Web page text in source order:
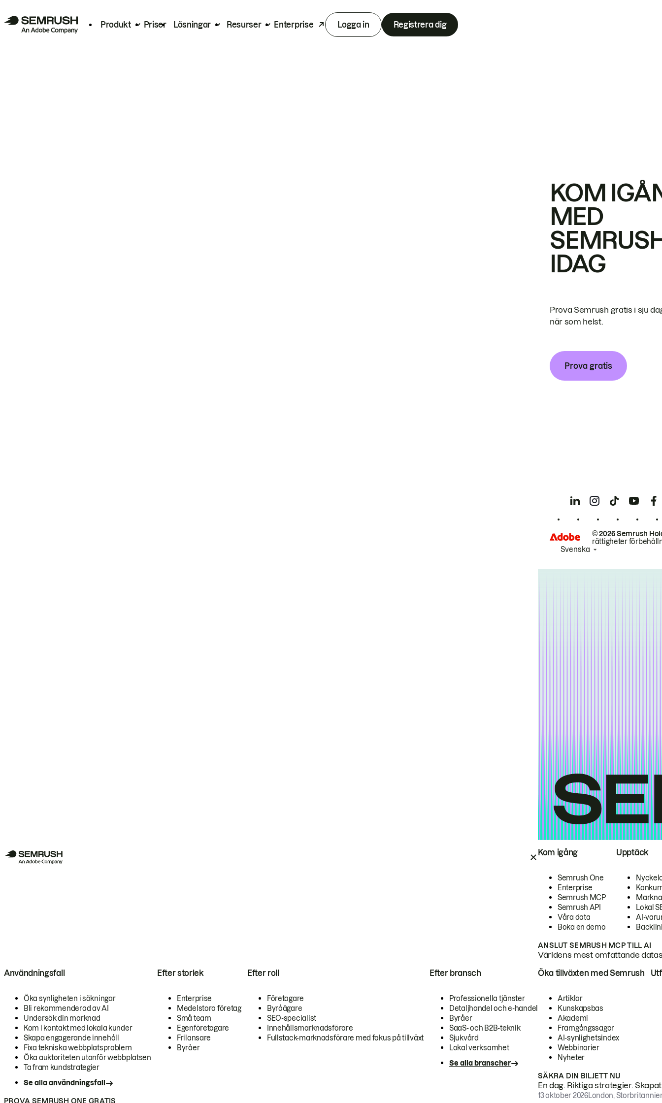
Produkt Priser Lösningar Resurser Enterprise Logga in Registrera dig
Kom igång
Semrush One
Enterprise
Semrush MCP
Semrush API
Våra data
Boka en demo
Upptäck
Lokal
AI-
ANSLUT SEMRUSH MCP TILL AI
Världens mest omfattande
Användningsfall
Öka synligheten i sökningar
Bli rekommenderad av AI
Undersök din marknad
Kom i kontakt med lokala kunder
Skapa engagerande innehåll
Fixa tekniska webbplatsproblem
Öka auktoriteten utanför webbplatsen
Ta fram kundstrategier
Se alla användningsfall
Efter storlek
Enterprise
Medelstora företag
Små team
Egenföretagare
Frilansare
Byråer
Efter roll
Företagare
Byråägare
SEO-specialist
Innehållsmarknadsförare
Fullstack-marknadsförare med fokus på tillväxt
Efter bransch
Professionella tjänster
Detaljhandel och e-handel
Byråer
SaaS- och B2B-teknik
Sjukvård
Lokal verksamhet
Se alla branscher
PROVA SEMRUSH ONE GRATIS
Öka tillväxten med Semrush
Artiklar
Kunskapsbas
Akademi
Framgångssagor
AI-synlighetsindex
Webbinarier
Nyheter
SÄKRA DIN BILJETT NU
En dag. Riktiga strategier.
13 oktober 2026London,
KOM
MED
IDAG
Prova Semrush gratis i sju
när som helst.
Prova gratis
© 2026 Semrush
rättigheter
Svenska